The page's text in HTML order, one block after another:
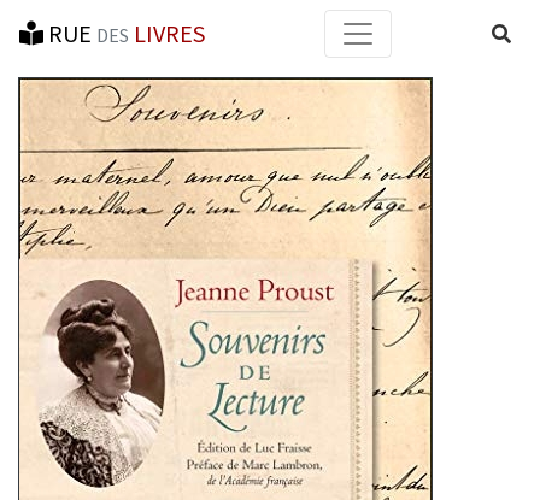
RUE DES LIVRES